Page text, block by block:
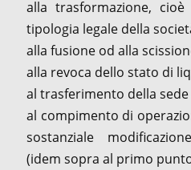
alla trasformazione,
tipologia legale della
alla fusione od alla
alla revoca dello stato di
al trasferimento della
al compimento di
sostanziale
(idem sopra al primo